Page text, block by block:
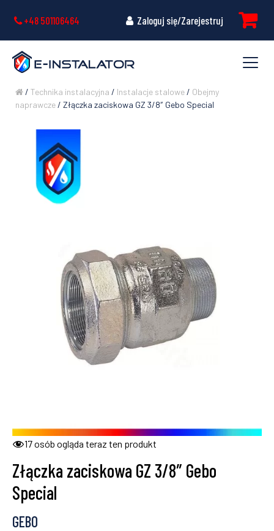
+48 501106464 Zaloguj się/Zarejestruj
/ Technika instalacyjna / Instalacje stalowe/ Obejmy
naprawcze/ Złączka zaciskowa GZ 3/8″ Gebo Special
17osób ogląda teraz ten produkt
Złączka zaciskowa GZ 3/8″ Gebo
Special
GEBO